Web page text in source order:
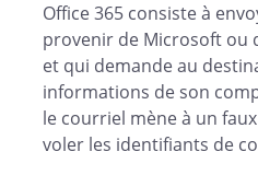
Office 365 consiste à
provenir de Microsoft ou
et qui demande au
informations de son
le courriel mène à un
voler les identifiants de